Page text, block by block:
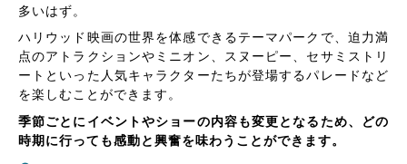
多いはず。
ハリウッド映画の世界を体感できるテーマパークで、迫力満
点のアトラクションやミニオン、スヌーピー、セサミストリ
ートといった人気キャラクターたちが登場するパレードなど
を楽しむことができます。
季節ごとにイベントやショーの内容も変更となるため、どの
時期に行っても感動と興奮を味わうことができます。